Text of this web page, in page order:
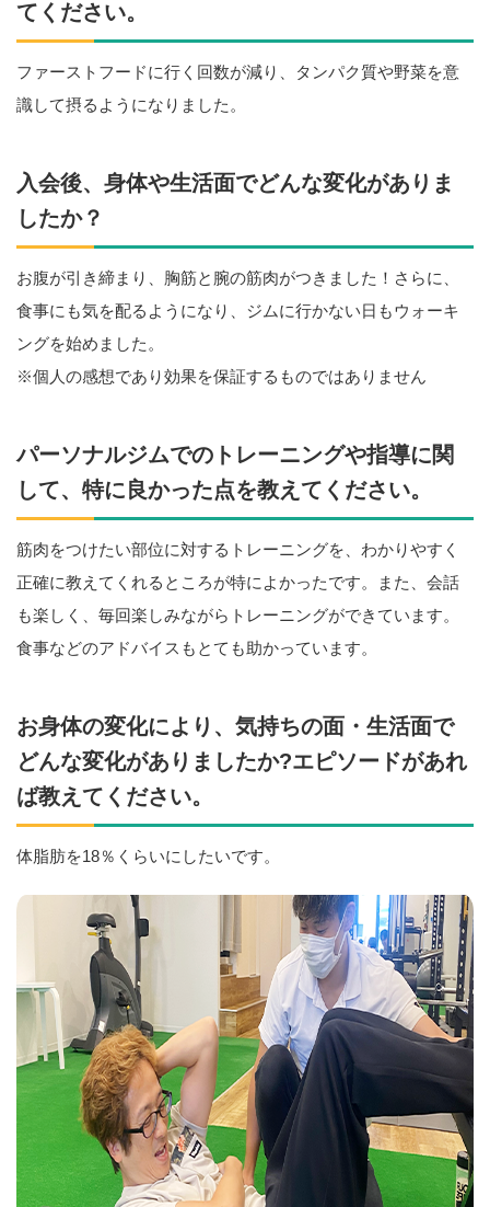
てください。
ファーストフードに行く回数が減り、タンパク質や野菜を意
識して摂るようになりました。
入会後、身体や生活面でどんな変化がありま
したか？
お腹が引き締まり、胸筋と腕の筋肉がつきました！さらに、
食事にも気を配るようになり、ジムに行かない日もウォーキ
ングを始めました。
※個人の感想であり効果を保証するものではありません
パーソナルジムでのトレーニングや指導に関
して、特に良かった点を教えてください。
筋肉をつけたい部位に対するトレーニングを、わかりやすく
正確に教えてくれるところが特によかったです。また、会話
も楽しく、毎回楽しみながらトレーニングができています。
食事などのアドバイスもとても助かっています。
お身体の変化により、気持ちの面・生活面で
どんな変化がありましたか?エピソードがあれ
ば教えてください。
体脂肪を18％くらいにしたいです。